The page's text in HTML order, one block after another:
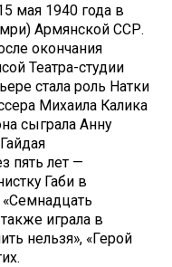
мая 1940 года в
Армянской ССР.
окончания
Театра-студии
стала роль Натки
Михаила Калика
сыграла Анну
пять лет —
Габи в
играла в
нельзя», «Герой